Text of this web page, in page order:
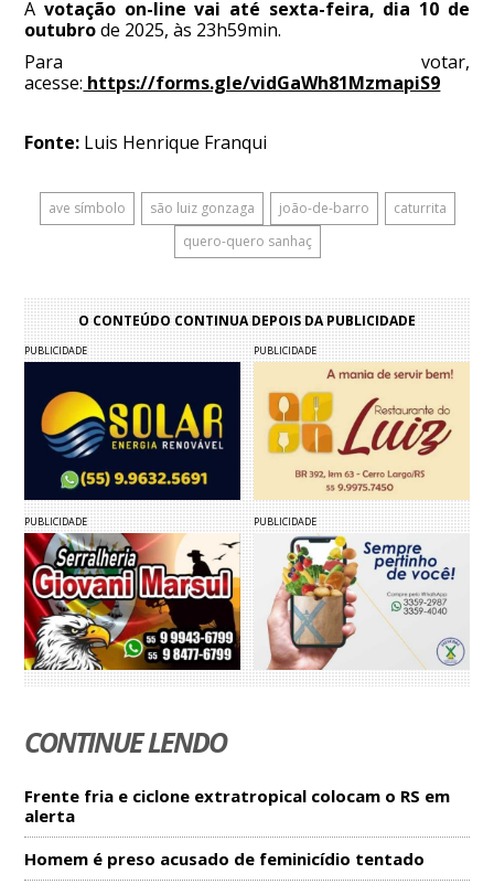
Avotação on-line vai até sexta-feira, dia 10 de
outubrode 2025, às 23h59min.
Para votar,
acesse: https://forms.gle/vidGaWh81MzmapiS9
Fonte: Luis Henrique Franqui
ave símbolo são luiz gonzaga joão-de-barro
caturrita
quero-quero sanhaç
O CONTEÚDO CONTINUA DEPOIS DA PUBLICIDADE
PUBLICIDADE PUBLICIDADE
PUBLICIDADE PUBLICIDADE
CONTINUE LENDO
Frente fria e ciclone extratropical colocam o RS em
alerta
Homem é preso acusado de feminicídio tentado